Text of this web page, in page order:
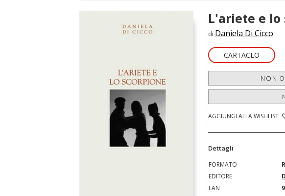
L'ariete e lo
di Daniela Di Cicco
CARTACEO
NON
AGGIUNGI ALLA WISHLIST
Dettagli
FORMATO
EDITORE
EAN